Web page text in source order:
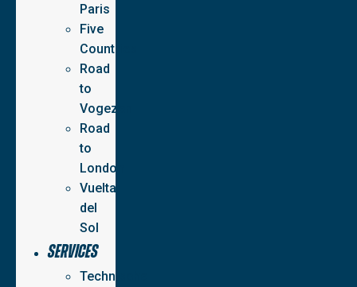
Paris
Five
Countries
Road
to
Vogezen
Road
to
London
Vuelta
del
Sol
Services
Technische